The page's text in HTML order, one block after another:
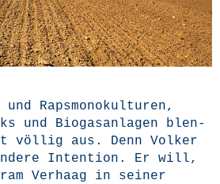
Raps­mo­no­kul­tu­ren,
und Bio­gas­an­la­gen blen­
völ­lig aus. Denn Vol­ker
Inten­ti­on. Er will,
Ver­haag in sei­ner